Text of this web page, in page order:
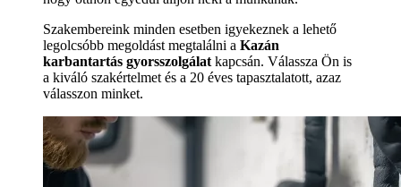
Szakembereink minden esetben igyekeznek a lehető
legolcsóbb megoldást megtalálni a Kazán
karbantartás gyorsszolgálat kapcsán. Válassza Ön is
a kiváló szakértelmet és a 20 éves tapasztalatott, azaz
válasszon minket.